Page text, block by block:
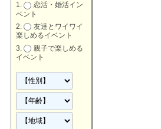
恋活・婚活イン
ベント
友達とワイワイ
楽しめるイベント
親子で楽しめる
イベント